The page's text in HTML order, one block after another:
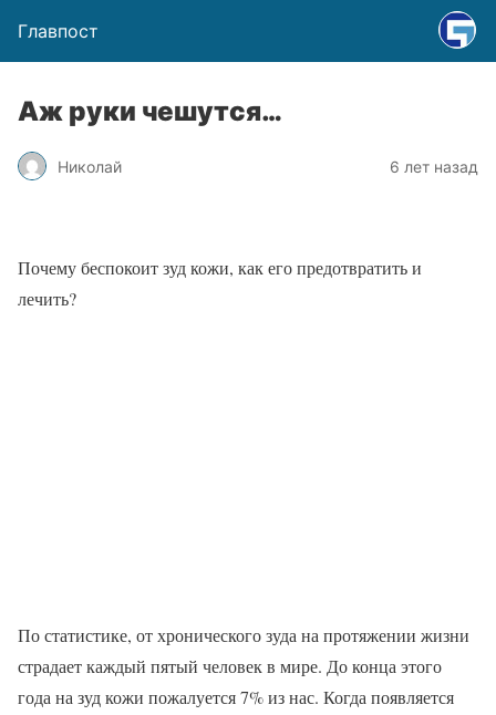
Главпост
Аж руки чешутся…
Николай 6 лет назад
Почему беспокоит зуд кожи, как его предотвратить и
лечить?
По статистике, от хронического зуда на протяжении жизни
страдает каждый пятый человек в мире. До конца этого
года на зуд кожи пожалуется 7% из нас. Когда появляется